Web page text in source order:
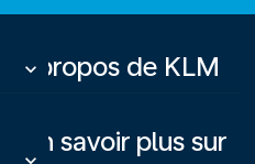
À propos de KLM
keyboard_arrow_down
En savoir plus sur